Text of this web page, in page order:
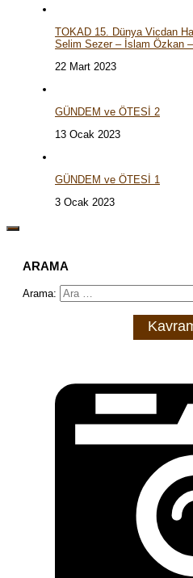
TOKAD 15. Dünya Vicdan
Selim Sezer – İslam Özkan
22 Mart 2023
GÜNDEM ve ÖTESİ 2
13 Ocak 2023
GÜNDEM ve ÖTESİ 1
3 Ocak 2023
ARAMA
Arama: